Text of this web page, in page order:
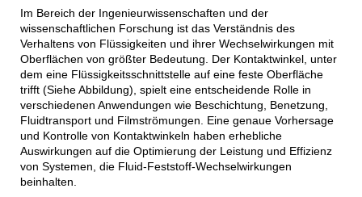
Im Bereich der Ingenieurwissenschaften und der
wissenschaftlichen Forschung ist das Verständnis des
Verhaltens von Flüssigkeiten und ihrer Wechselwirkungen mit
Oberflächen von größter Bedeutung. Der Kontaktwinkel, unter
dem eine Flüssigkeitsschnittstelle auf eine feste Oberfläche
trifft (Siehe Abbildung), spielt eine entscheidende Rolle in
verschiedenen Anwendungen wie Beschichtung, Benetzung,
Fluidtransport und Filmströmungen. Eine genaue Vorhersage
und Kontrolle von Kontaktwinkeln haben erhebliche
Auswirkungen auf die Optimierung der Leistung und Effizienz
von Systemen, die Fluid-Feststoff-Wechselwirkungen
beinhalten.